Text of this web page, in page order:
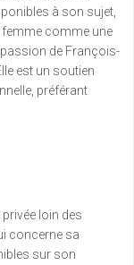
à son sujet,
comme une
de François-
est un soutien
préférant
loin des
concerne sa
sur son